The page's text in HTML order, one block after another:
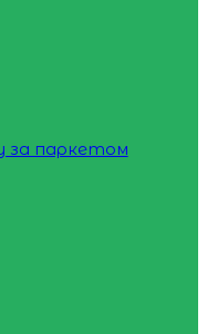
за паркетом